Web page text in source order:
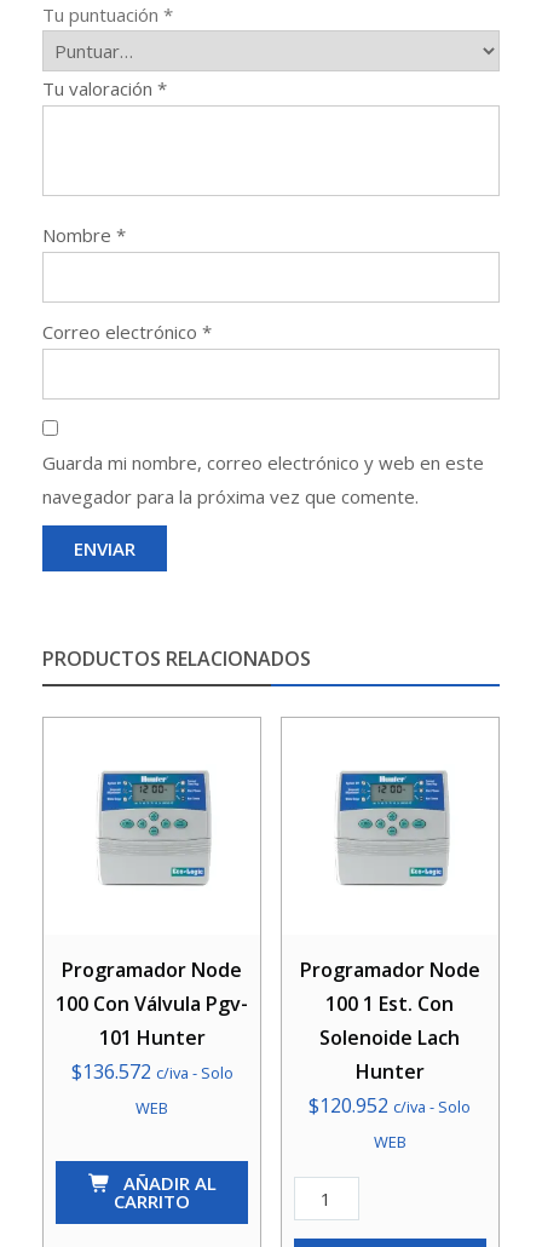
Tu puntuación *
Tu valoración *
Nombre *
Correo electrónico *
Guarda mi nombre, correo electrónico y web en este
navegador para la próxima vez que comente.
PRODUCTOS RELACIONADOS
Programador Node
100 Con Válvula Pgv-
101 Hunter
$136.572 c/iva - Solo
WEB
Programador
Node
100
AÑADIR AL
CARRITO
Programador Node
100 1 Est. Con
Solenoide Lach
Hunter
$120.952 c/iva - Solo
WEB
Programador
Node